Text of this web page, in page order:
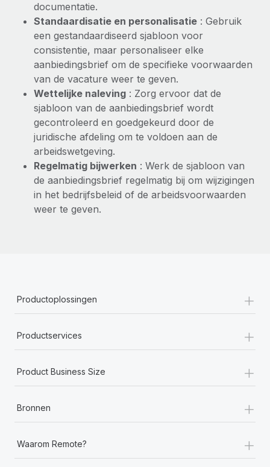
documentatie.
Standaardisatie en personalisatie : Gebruik
een gestandaardiseerd sjabloon voor
consistentie, maar personaliseer elke
aanbiedingsbrief om de specifieke voorwaarden
van de vacature weer te geven.
Wettelijke naleving : Zorg ervoor dat de
sjabloon van de aanbiedingsbrief wordt
gecontroleerd en goedgekeurd door de
juridische afdeling om te voldoen aan de
arbeidswetgeving.
Regelmatig bijwerken : Werk de sjabloon van
de aanbiedingsbrief regelmatig bij om wijzigingen
in het bedrijfsbeleid of de arbeidsvoorwaarden
weer te geven.
Productoplossingen +
Productservices +
Product Business Size +
Bronnen +
Waarom Remote? +